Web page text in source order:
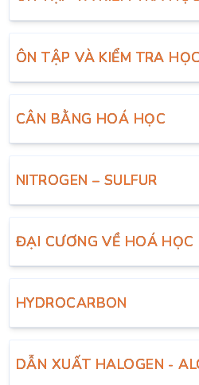
ÔN TẬP VÀ KIỂM TRA
CÂN BẰNG HOÁ HỌC
NITROGEN – SULFUR
ĐẠI CƯƠNG VỀ HOÁ HỌC
HYDROCARBON
DẪN XUẤT HALOGEN -